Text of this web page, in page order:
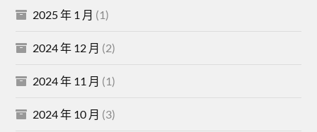
2025 年 1 月 (1)
2024 年 12 月 (2)
2024 年 11 月 (1)
2024 年 10 月 (3)